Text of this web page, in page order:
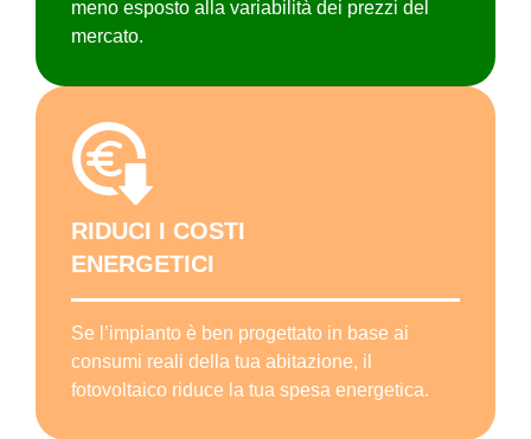
meno esposto alla variabilità dei prezzi del
mercato.
RIDUCI I COSTI
ENERGETICI
Se l’impianto è ben progettato in base ai
consumi reali della tua abitazione, il
fotovoltaico riduce la tua spesa energetica.